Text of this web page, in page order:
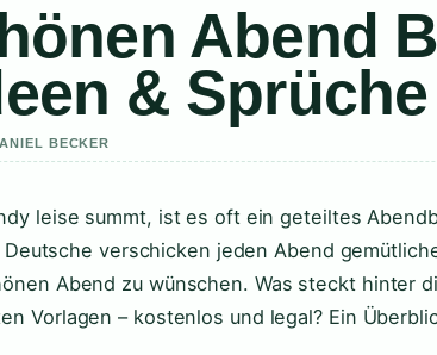
Abend
& Sprüche
BECKER
leise summt, ist es oft ein geteiltes
verschicken jeden Abend
Abend zu wünschen. Was steckt hinter
Vorlagen – kostenlos und legal? Ein